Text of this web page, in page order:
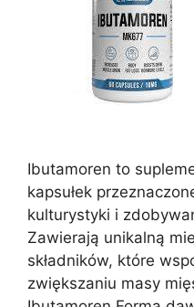
Ibutamoren to
kapsułek
kulturystyki i
Zawierają unikalną
składników, które
zwiększaniu masy